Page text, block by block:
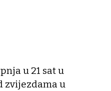
u 21 sat u
zvijezdama u